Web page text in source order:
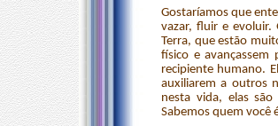
Gostaríamos que
vazar, fluir e evoluir.
Terra, que estão
físico e
recipiente humano.
auxiliarem a outros
nesta vida, elas
Sabemos quem você